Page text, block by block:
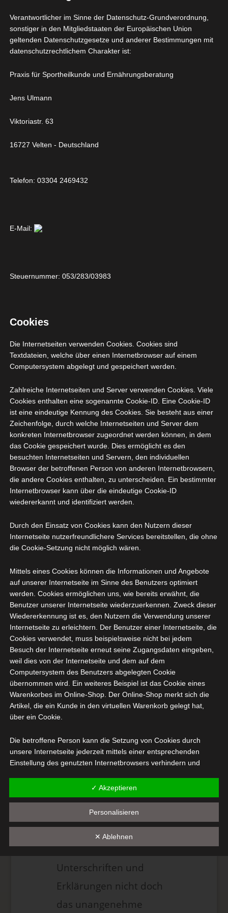
Thrombosespritzen aus
der Apotheke abgeholt.
zum Waschen…
im Krankenhaus hat
Von der allgemeinen
Aufnahme zum Facharzt,
der ein kleines
Autogramm auf dem zu
operierendem Bein
hinterlässt und dann
zum Narkosearzt.
Wie soll man eigentlich
damit umgehen, dass es
auch lebensbedrohliche
Situationen geben oder
dass es zu Lähmungen
kommen kann?
Sicherlich ist es
vorgeschrieben die
Patienten aufzuklären,
aber haben wir wirklich
die Möglichkeit die Flut
der Informationen
sachlich aufzunehmen
und die Risiken
abzuwägen? Oder bleibt
dann neben vielen
Unterschriften und
Erklärungen nicht doch
das unangenehme
Verantwortlicher im Sinne der Datenschutz-Grundverordnung,
sonstiger in den Mitgliedstaaten der Europäischen Union
geltenden Datenschutzgesetze und anderer Bestimmungen mit
datenschutzrechtlichem Charakter ist:
Praxis für Sportheilkunde und Ernährungsberatung
Jens Ulmann
Viktoriastr. 63
16727 Velten - Deutschland
Telefon: 03304 2469432
E-Mail:
Steuernummer: 053/283/03983
Cookies
Die Internetseiten verwenden Cookies. Cookies sind
Textdateien, welche über einen Internetbrowser auf einem
Computersystem abgelegt und gespeichert werden.
Zahlreiche Internetseiten und Server verwenden Cookies. Viele
Cookies enthalten eine sogenannte Cookie-ID. Eine Cookie-ID
ist eine eindeutige Kennung des Cookies. Sie besteht aus einer
Zeichenfolge, durch welche Internetseiten und Server dem
konkreten Internetbrowser zugeordnet werden können, in dem
das Cookie gespeichert wurde. Dies ermöglicht es den
besuchten Internetseiten und Servern, den individuellen
Browser der betroffenen Person von anderen Internetbrowsern,
die andere Cookies enthalten, zu unterscheiden. Ein bestimmter
Internetbrowser kann über die eindeutige Cookie-ID
wiedererkannt und identifiziert werden.
Durch den Einsatz von Cookies kann den Nutzern dieser
Internetseite nutzerfreundlichere Services bereitstellen, die ohne
die Cookie-Setzung nicht möglich wären.
Mittels eines Cookies können die Informationen und Angebote
auf unserer Internetseite im Sinne des Benutzers optimiert
werden. Cookies ermöglichen uns, wie bereits erwähnt, die
Benutzer unserer Internetseite wiederzuerkennen. Zweck dieser
Wiedererkennung ist es, den Nutzern die Verwendung unserer
Internetseite zu erleichtern. Der Benutzer einer Internetseite, die
Cookies verwendet, muss beispielsweise nicht bei jedem
Besuch der Internetseite erneut seine Zugangsdaten eingeben,
weil dies von der Internetseite und dem auf dem
Computersystem des Benutzers abgelegten Cookie
übernommen wird. Ein weiteres Beispiel ist das Cookie eines
Warenkorbes im Online-Shop. Der Online-Shop merkt sich die
Artikel, die ein Kunde in den virtuellen Warenkorb gelegt hat,
über ein Cookie.
Die betroffene Person kann die Setzung von Cookies durch
unsere Internetseite jederzeit mittels einer entsprechenden
Einstellung des genutzten Internetbrowsers verhindern und
Ferner können bereits gesetzte Cookies jederzeit über einen
Internetbrowser oder andere Softwareprogramme gelöscht
werden. Dies ist in allen gängigen Internetbrowsern möglich.
Funktionen unserer Internetseite vollumfänglich nutzbar.
Erfassung von allgemeinen Daten und
Informationen
Die Internetseite erfasst mit jedem Aufruf der Internetseite durch
✓ Akzeptieren
Personalisieren
✕ Ablehnen